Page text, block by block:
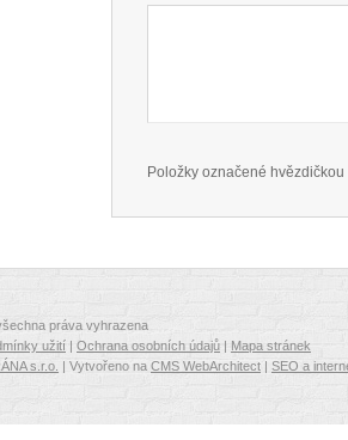
Položky označené hvězdičkou
práva vyhrazena
užití | Ochrana osobních údajů | Mapa stránek
s.r.o. | Vytvořeno na CMS WebArchitect | SEO a